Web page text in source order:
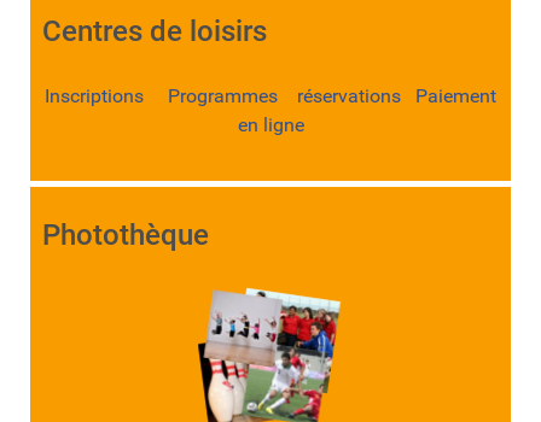
Centres de loisirs
Inscriptions Programmes réservations Paiement
en ligne
Photothèque